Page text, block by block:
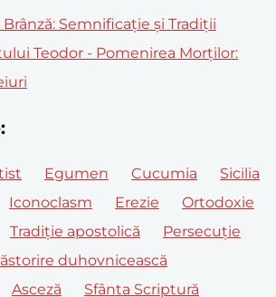
Semnificație și Tradiții
Teodor - Pomenirea Morților:
Egumen Cucumia
Sicilia
Iconoclasm Erezie
Ortodoxie
Tradiție apostolică
Persecuție
duhovnicească
Asceză Sfânta Scriptură